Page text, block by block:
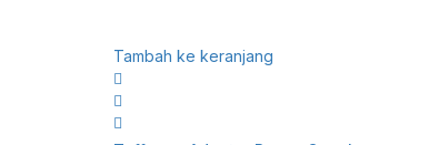
Tambah ke keranjang